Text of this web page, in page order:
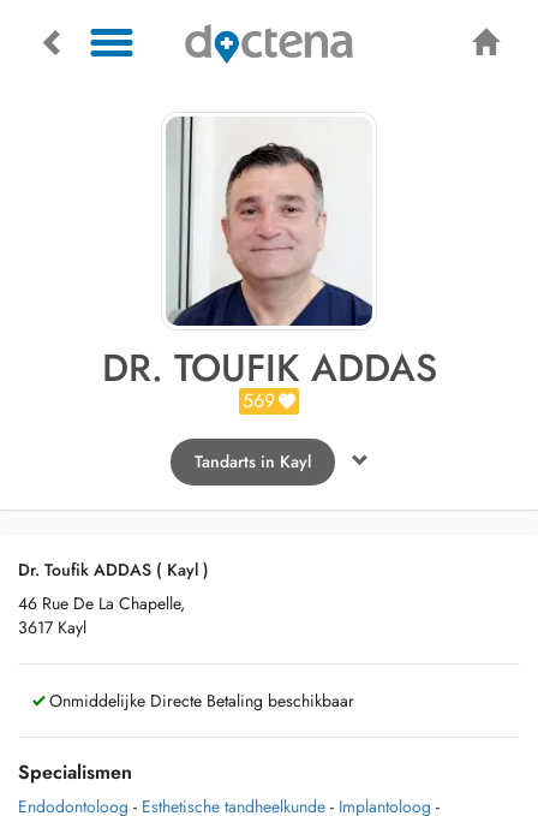
DR. TOUFIK ADDAS
569
Tandarts in Kayl
Dr. Toufik ADDAS ( Kayl )
46 Rue De La Chapelle,
3617 Kayl
Onmiddelijke Directe Betaling beschikbaar
Specialismen
Endodontoloog - Esthetische tandheelkunde - Implantoloog -